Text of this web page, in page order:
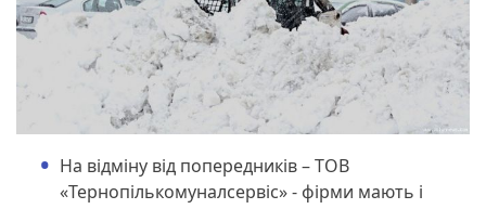
На відміну від попередників – ТОВ
«Тернопількомуналсервіс» - фірми мають і